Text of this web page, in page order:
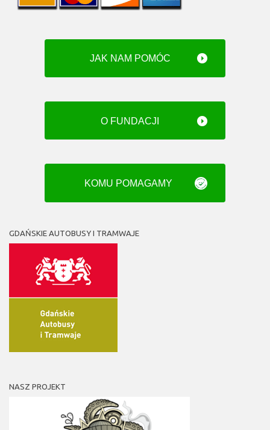
JAK NAM POMÓC
O FUNDACJI
KOMU POMAGAMY
GDAŃSKIE AUTOBUSY I TRAMWAJE
NASZ PROJEKT